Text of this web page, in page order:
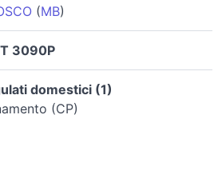
(MB)
3090P
domestici (1)
(CP)